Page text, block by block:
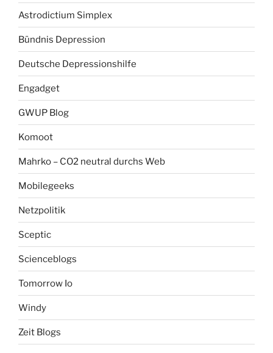
Astrodictium Simplex
Bündnis Depression
Deutsche Depressionshilfe
Engadget
GWUP Blog
Komoot
Mahrko – CO2 neutral durchs Web
Mobilegeeks
Netzpolitik
Sceptic
Scienceblogs
Tomorrow Io
Windy
Zeit Blogs